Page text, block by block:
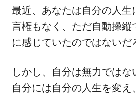
最近、あなたは自分の人生
言権もなく、ただ自動操縦
に感じていたのではないだ
しかし、自分は無力ではな
自分には自分の人生を変え